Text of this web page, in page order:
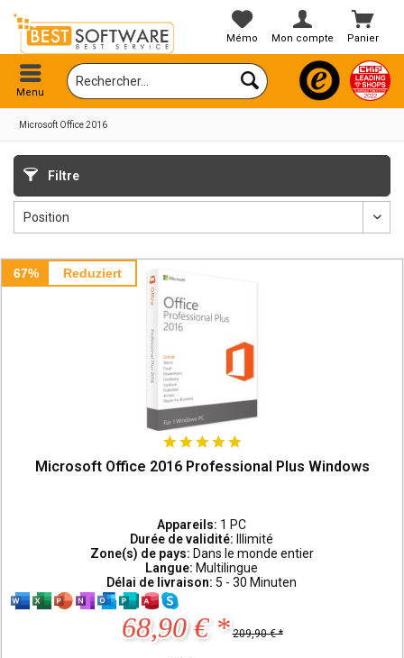
Panier
Mémo Mon compte
Menu
Microsoft Office 2016
Filtre
67% Reduziert
Microsoft Office 2016 Professional Plus Windows
Appareils: 1 PC
Durée de validité:
Illimité
Zone(s) de pays: Dans le monde entier
Langue: Multilingue
Délai de livraison: 5 - 30 Minuten
68,90 € * 209,90 € *